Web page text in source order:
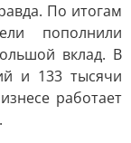
По итогам
пополнили
вклад. В
и 133 тысячи
работает